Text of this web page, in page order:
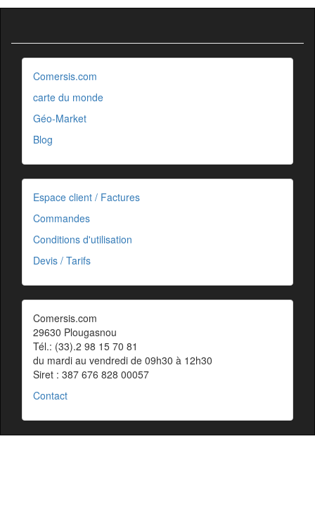
Comersis.com
carte du monde
Géo-Market
Blog
Espace client / Factures
Commandes
Conditions d'utilisation
Devis / Tarifs
Comersis.com
29630 Plougasnou
Tél.: (33).2 98 15 70 81
du mardi au vendredi de 09h30 à 12h30
Siret : 387 676 828 00057
Contact